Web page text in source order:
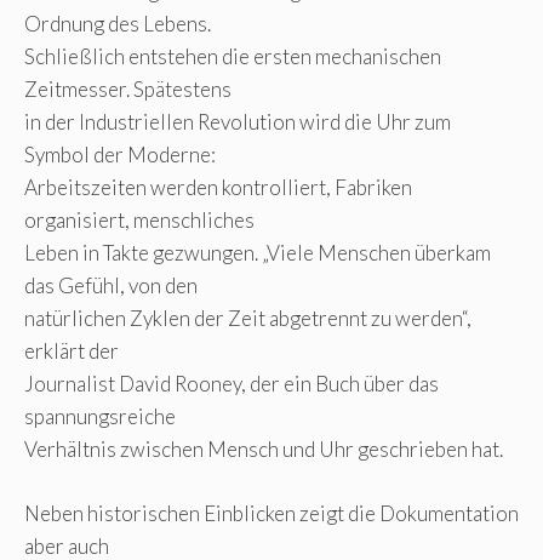
Ordnung des Lebens.
Schließlich entstehen die ersten mechanischen
Zeitmesser. Spätestens
in der Industriellen Revolution wird die Uhr zum
Symbol der Moderne:
Arbeitszeiten werden kontrolliert, Fabriken
organisiert, menschliches
Leben in Takte gezwungen. „Viele Menschen überkam
das Gefühl, von den
natürlichen Zyklen der Zeit abgetrennt zu werden“,
erklärt der
Journalist David Rooney, der ein Buch über das
spannungsreiche
Verhältnis zwischen Mensch und Uhr geschrieben hat.
Neben historischen Einblicken zeigt die Dokumentation
aber auch